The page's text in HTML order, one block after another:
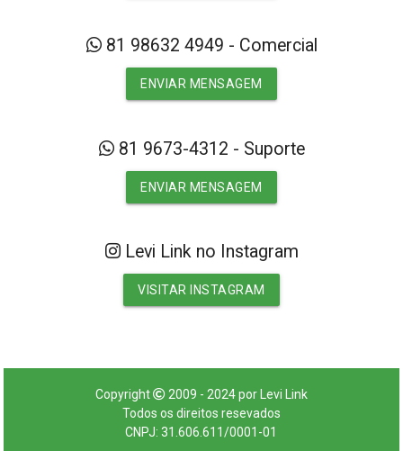
81 98632 4949 - Comercial
ENVIAR MENSAGEM
81 9673-4312 - Suporte
ENVIAR MENSAGEM
Levi Link no Instagram
VISITAR INSTAGRAM
Copyright
2009 - 2024 por Levi Link
Todos os direitos resevados
CNPJ: 31.606.611/0001-01